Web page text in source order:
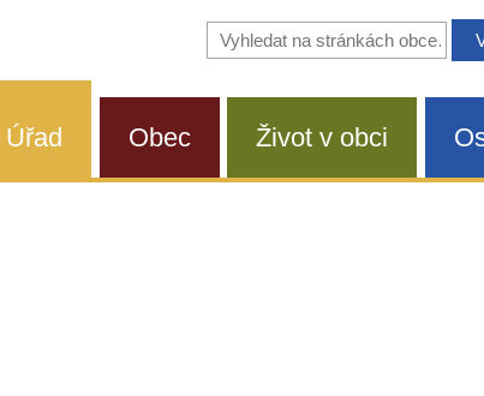
Vyhledávání
na
Úřad Obec Život v obci